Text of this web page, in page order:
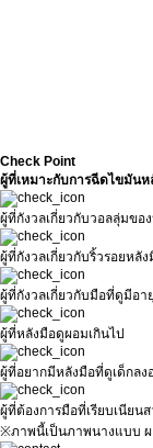
Check Point
ผู้ที่เหมาะกับการฉีดไขมันห
ผู้ที่กังวลเกี่ยวกับวอลลุ่มขอ
ผู้ที่กังวลเกี่ยวกับริ้วรอยหลัง
ผู้ที่กังวลเกี่ยวกับมือที่ดูมีอา
ผู้ที่หลังมือดูผอมเกินไป
ผู้ที่อยากมีหลังมือที่ดูเด็กลง
ผู้ที่ต้องการมือที่เรียบเนียนส
※ภาพนี้เป็นภาพนางแบบ